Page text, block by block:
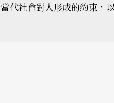
代社會對人形成的約束，